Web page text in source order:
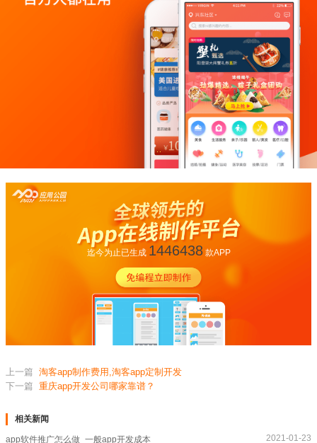
迄今为止已生成 1446438款APP
上一篇 淘客app制作费用,淘客app定制开发
下一篇 重庆app开发公司哪家靠谱？
相关新闻
app软件推广怎么做_一般app开发成本 2021-01-23